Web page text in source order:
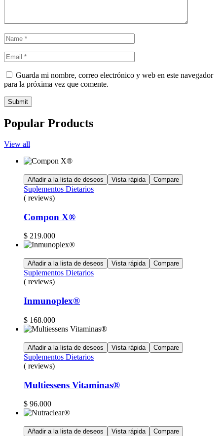
Guarda mi nombre, correo electrónico y web en este navegador
para la próxima vez que comente.
Submit
Popular Products
View all
Añadir a la lista de deseos Vista rápida Compare
Suplementos Dietarios
( reviews)
Compon X®
$ 219.000
Añadir a la lista de deseos Vista rápida Compare
Suplementos Dietarios
( reviews)
Inmunoplex®
$ 168.000
Añadir a la lista de deseos Vista rápida Compare
Suplementos Dietarios
( reviews)
Multiessens Vitaminas®
$ 96.000
Añadir a la lista de deseos Vista rápida Compare